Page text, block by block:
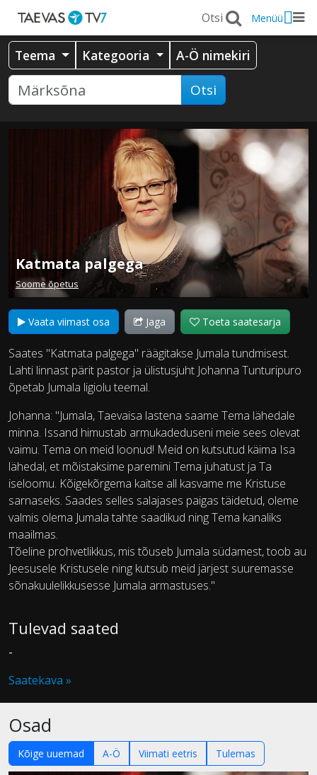
Menüü
Teema Kategooria A-Ö nimekiri
Otsi
Katmata palgega
Soome õpetus
Vaata viimast osa Jaga Toeta saatesarja
Saates "Katmata palgega" räägitakse Jumala tundmisest.
Lahti linnast pärit pastor ja ülistusjuht Johanna Tunturipuro
õpetab Jumala ligiolu teemal.
Johanna: "Jumala, Taevaisa lastena saame Tema lähedale
minna. Issand himustab armukadeduseni meie sees olevat
vaimu. Tema on meid loonud! Meid on kutsutud käima Isa
lähedal, et mõistaksime paremini Tema juhatust ja Ta
iseloomu. Kõigekõrgema kaitse all kasvame me Kristuse
sarnaseks. Saades selles salajases paigas täidetud, oleme
valmis olema Jumala tahte saadikud ning Tema kanaliks
maailmas.
Tõeline prohvetlikkus, mis tõuseb Jumala südamest, toob au
Jeesusele Kristusele ning kutsub meid järjest suuremasse
sõnakuulelikkusesse Jumala armastuses."
Tulevad saated
-
Saatekava »
Osad
Kõige uuemad A-Ö Viimati eetris Tulemas